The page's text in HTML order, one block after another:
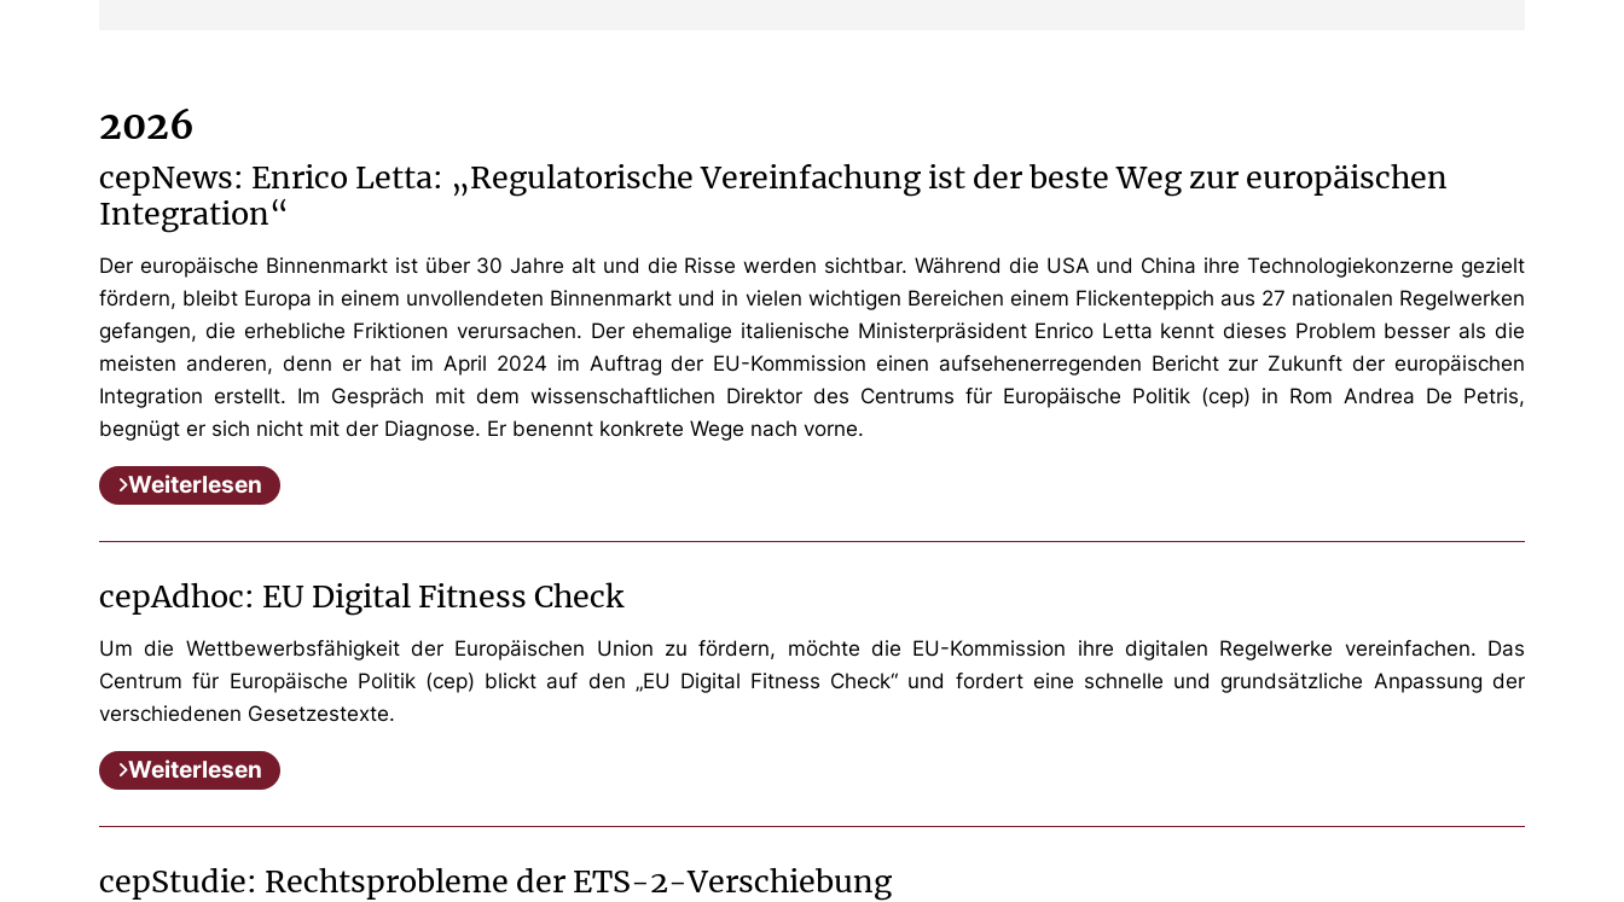
2026
cepNews: Enrico Letta: „Regulatorische Vereinfachung ist der beste Weg zur europäischen
Integration“
Der europäische Binnenmarkt ist über 30 Jahre alt und die Risse werden sichtbar. Während die USA und China ihre Technologiekonzerne gezielt
fördern, bleibt Europa in einem unvollendeten Binnenmarkt und in vielen wichtigen Bereichen einem Flickenteppich aus 27 nationalen Regelwerken
gefangen, die erhebliche Friktionen verursachen. Der ehemalige italienische Ministerpräsident Enrico Letta kennt dieses Problem besser als die
meisten anderen, denn er hat im April 2024 im Auftrag der EU-Kommission einen aufsehenerregenden Bericht zur Zukunft der europäischen
Integration erstellt. Im Gespräch mit dem wissenschaftlichen Direktor des Centrums für Europäische Politik (cep) in Rom Andrea De Petris,
begnügt er sich nicht mit der Diagnose. Er benennt konkrete Wege nach vorne.
Weiterlesen
cepAdhoc: EU Digital Fitness Check
Um die Wettbewerbsfähigkeit der Europäischen Union zu fördern, möchte die EU-Kommission ihre digitalen Regelwerke vereinfachen. Das
Centrum für Europäische Politik (cep) blickt auf den „EU Digital Fitness Check“ und fordert eine schnelle und grundsätzliche Anpassung der
verschiedenen Gesetzestexte.
Weiterlesen
cepStudie: Rechtsprobleme der ETS-2-Verschiebung